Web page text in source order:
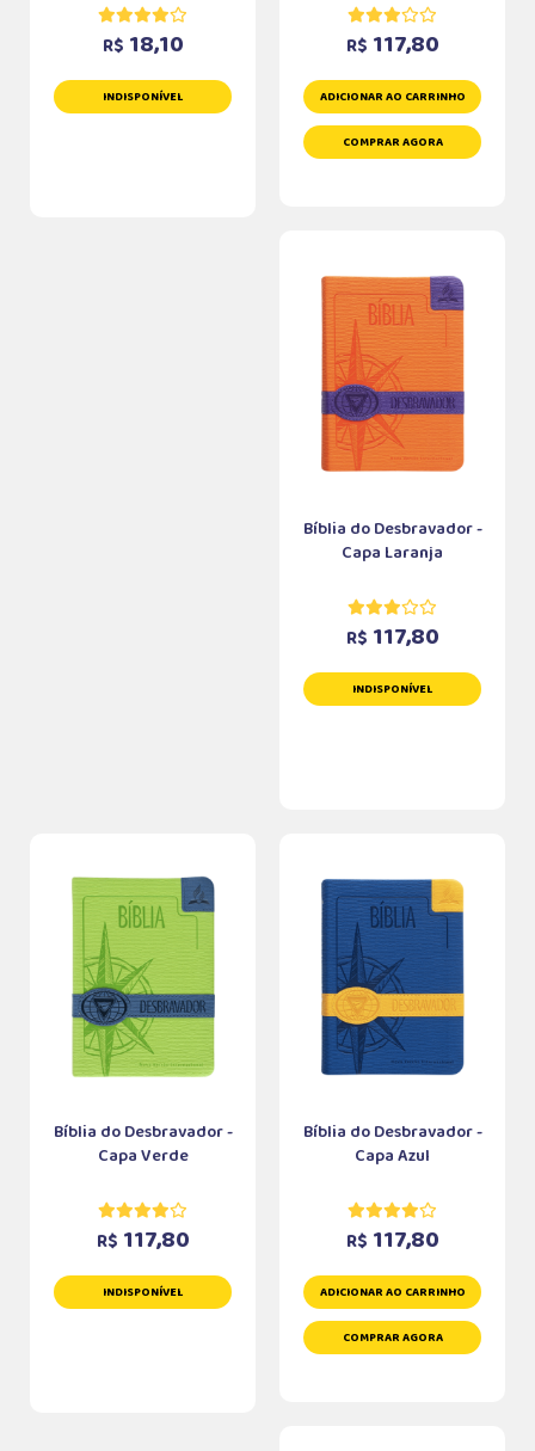
R$ 18,10
INDISPONÍVEL
R$ 117,80
ADICIONAR AO CARRINHO
COMPRAR AGORA
Bíblia do Desbravador -
Capa Laranja
R$ 117,80
INDISPONÍVEL
Bíblia do Desbravador -
Capa Verde
R$ 117,80
INDISPONÍVEL
Bíblia do Desbravador -
Capa Azul
R$ 117,80
ADICIONAR AO CARRINHO
COMPRAR AGORA